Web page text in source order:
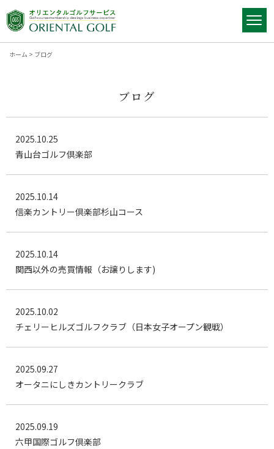
ホーム > ブログ
ブログ
2025.10.25
青山台ゴルフ倶楽部
2025.10.14
信楽カントリー倶楽部杉山コース
2025.10.14
関西以外の売買情報（お譲りします)
2025.10.02
チェリーヒルズゴルフクラブ（日本女子オープン観戦）
2025.09.27
オータニにしきカントリークラブ
2025.09.19
六甲国際ゴルフ倶楽部